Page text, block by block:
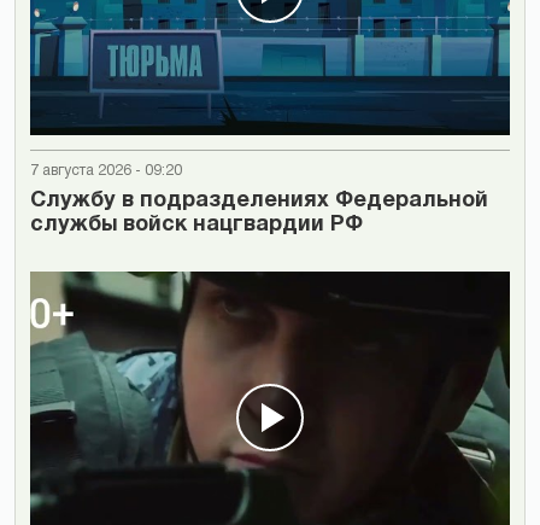
7 августа 2026 - 09:20
Cлужбу в подразделениях Федеральной
службы войск нацгвардии РФ